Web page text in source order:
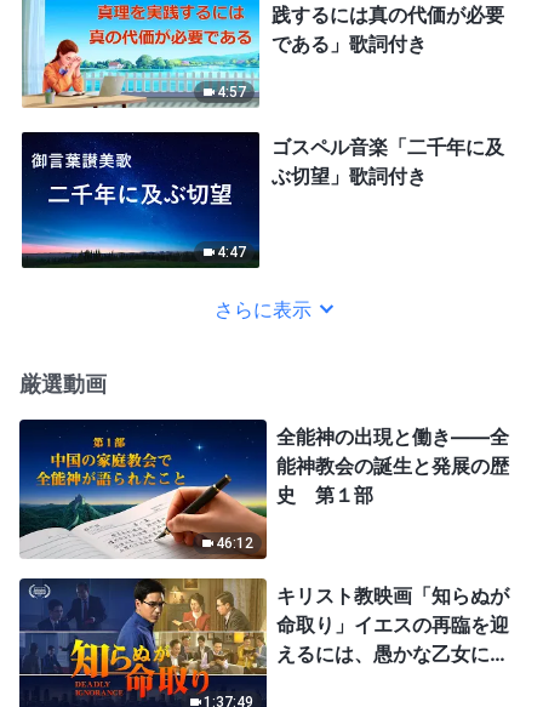
4:57
践するには真の代価が必要
である」歌詞付き
4:47
ゴスペル音楽「二千年に及
ぶ切望」歌詞付き
さらに表示
厳選動画
46:12
全能神の出現と働き——全
能神教会の誕生と発展の歴
史 第１部
1:37:49
キリスト教映画「知らぬが
命取り」イエスの再臨を迎
えるには、愚かな乙女にな